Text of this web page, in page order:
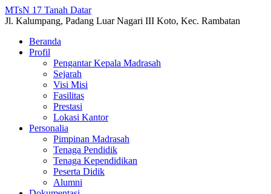
MTsN 17 Tanah Datar
Jl. Kalumpang, Padang Luar Nagari III Koto, Kec. Rambatan
Beranda
Profil
Pengantar Kepala Madrasah
Sejarah
Visi Misi
Fasilitas
Prestasi
Lokasi Kantor
Personalia
Pimpinan Madrasah
Tenaga Pendidik
Tenaga Kependidikan
Peserta Didik
Alumni